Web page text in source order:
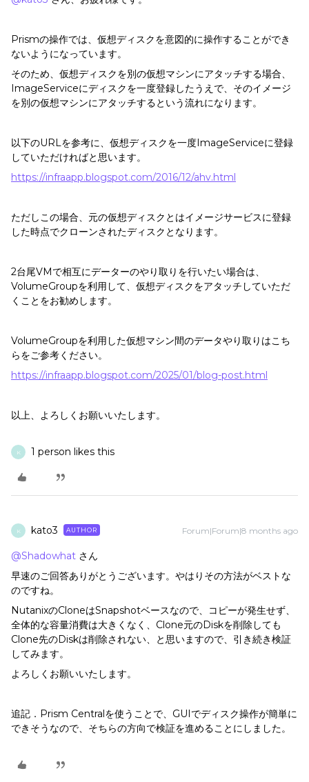
Prismの操作では、仮想ディスクを意図的に操作することができ
ないようになっています。
そのため、仮想ディスクを別の仮想マシンにアタッチする場合、
ImageServiceにディスクを一度登録したうえで、そのイメージ
を別の仮想マシンにアタッチするという流れになります。
以下のURLを参考に、仮想ディスクを一度ImageServiceに登録
していただければと思います。
https://infraapp.blogspot.com/2016/12/ahv.html
ただしこの場合、元の仮想ディスクとはイメージサービスに登録
した時点でクローンされたディスクとなります。
2台尾VMで相互にデーターのやり取りを行いたい場合は、
VolumeGroupを利用して、仮想ディスクをアタッチしていただ
くことをお勧めします。
VolumeGroupを利用した仮想マシン間のデータやり取りはこち
らをご参考ください。
https://infraapp.blogspot.com/2025/01/blog-post.html
以上、よろしくお願いいたします。
K 1 person likes this
K kato3 AUTHOR Forum|Forum|8 months ago
@Shadowhat さん
早速のご回答ありがとうございます。やはりその方法がベストな
のですね。
NutanixのCloneはSnapshotベースなので、コピーが発生せず、
全体的な容量消費は大きくなく、Clone元のDiskを削除しても
Clone先のDiskは削除されない、と思いますので、引き続き検証
してみます。
よろしくお願いいたします。
追記．Prism Centralを使うことで、GUIでディスク操作が簡単に
できそうなので、そちらの方向で検証を進めることにしました。